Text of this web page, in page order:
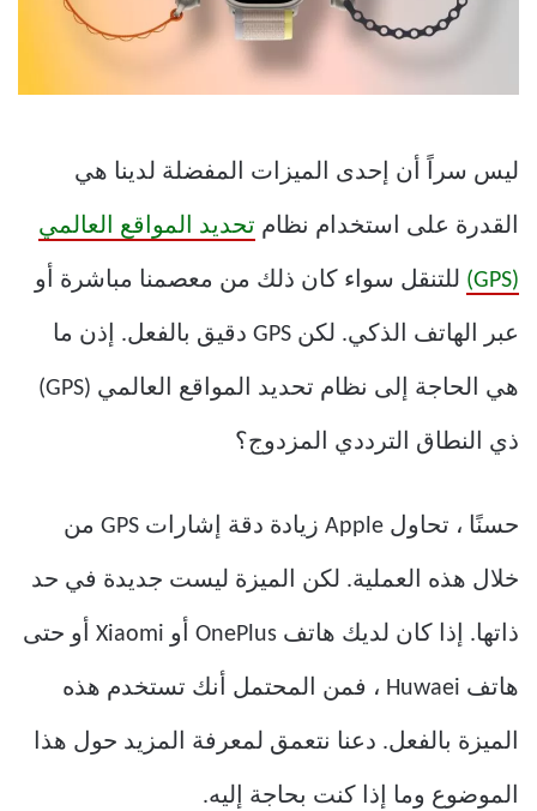
ليس سراً أن إحدى الميزات المفضلة لدينا هي
القدرة على استخدام نظام تحديد المواقع العالمي
(GPS) للتنقل سواء كان ذلك من معصمنا مباشرة أو
عبر الهاتف الذكي. لكن GPS دقيق بالفعل. إذن ما
هي الحاجة إلى نظام تحديد المواقع العالمي (GPS)
ذي النطاق الترددي المزدوج؟
حسنًا ، تحاول Apple زيادة دقة إشارات GPS من
خلال هذه العملية. لكن الميزة ليست جديدة في حد
ذاتها. إذا كان لديك هاتف OnePlus أو Xiaomi أو حتى
هاتف Huwaei ، فمن المحتمل أنك تستخدم هذه
الميزة بالفعل. دعنا نتعمق لمعرفة المزيد حول هذا
الموضوع وما إذا كنت بحاجة إليه.